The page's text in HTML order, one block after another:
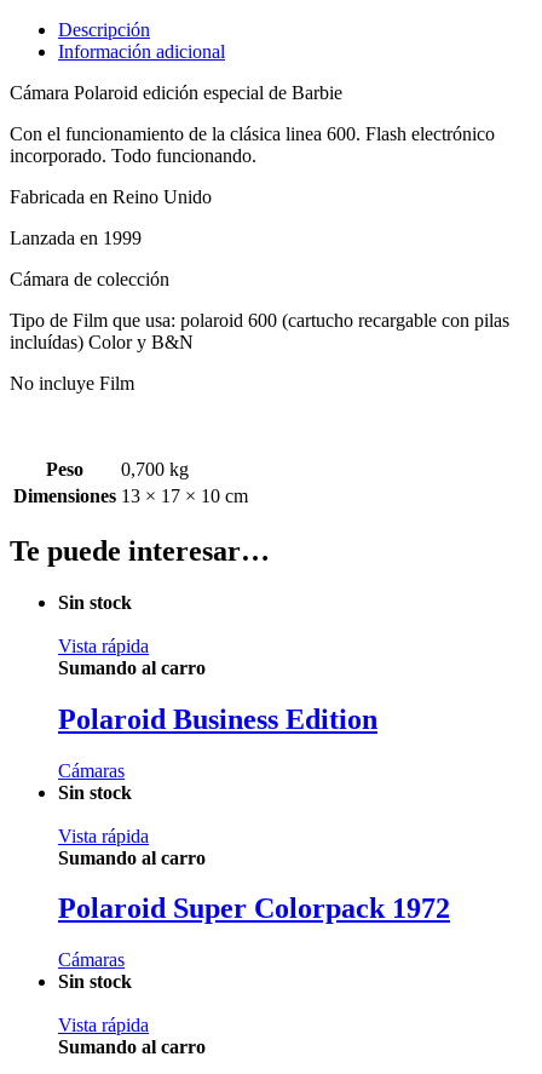
Descripción
Información adicional
Cámara Polaroid edición especial de Barbie
Con el funcionamiento de la clásica linea 600. Flash electrónico
incorporado. Todo funcionando.
Fabricada en Reino Unido
Lanzada en 1999
Cámara de colección
Tipo de Film que usa: polaroid 600 (cartucho recargable con pilas
incluídas) Color y B&N
No incluye Film
Peso
0,700 kg
Dimensiones 13 × 17 × 10 cm
Te puede interesar…
Sin stock
Vista rápida
Sumando al carro
Polaroid Business Edition
Cámaras
Sin stock
Vista rápida
Sumando al carro
Polaroid Super Colorpack 1972
Cámaras
Sin stock
Vista rápida
Sumando al carro